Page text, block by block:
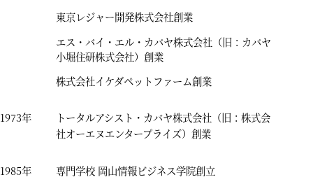
東京レジャー開発株式会社創業
エス・バイ・エル・カバヤ株式会社（旧：カバヤ
小堀住研株式会社）創業
株式会社イケダペットファーム創業
1973年
トータルアシスト・カバヤ株式会社（旧：株式会
社オーエヌエンタープライズ）創業
1985年 専門学校 岡山情報ビジネス学院創立